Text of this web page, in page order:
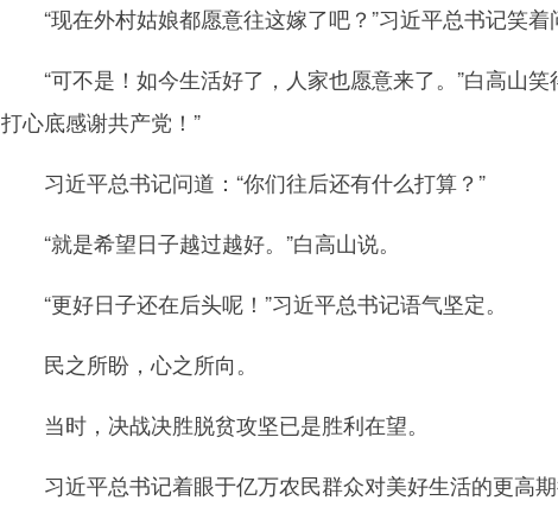
“现在外村姑娘都愿意往这嫁了吧？”习近平总书记笑着
“可不是！如今生活好了，人家也愿意来了。”白高山笑
打心底感谢共产党！”
习近平总书记问道：“你们往后还有什么打算？”
“就是希望日子越过越好。”白高山说。
“更好日子还在后头呢！”习近平总书记语气坚定。
民之所盼，心之所向。
当时，决战决胜脱贫攻坚已是胜利在望。
习近平总书记着眼于亿万农民群众对美好生活的更高